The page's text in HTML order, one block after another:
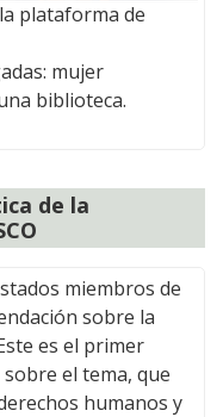
plataforma de
mujer
biblioteca.
de la
miembros de
sobre la
es el primer
el tema, que
humanos y